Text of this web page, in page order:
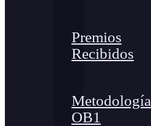
Premios
Recibidos
Metodología
OB1